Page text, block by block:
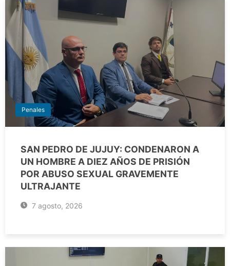
Penales
SAN PEDRO DE JUJUY: CONDENARON A
UN HOMBRE A DIEZ AÑOS DE PRISIÓN
POR ABUSO SEXUAL GRAVEMENTE
ULTRAJANTE
7 agosto, 2026